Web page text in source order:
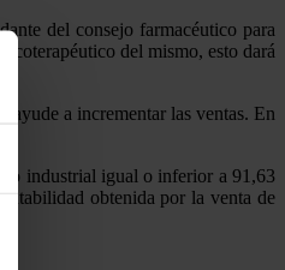
del consejo farmacéutico para
del mismo, esto dará
ayude a incrementar las ventas. En
industrial igual o inferior a 91,63
obtenida por la venta de